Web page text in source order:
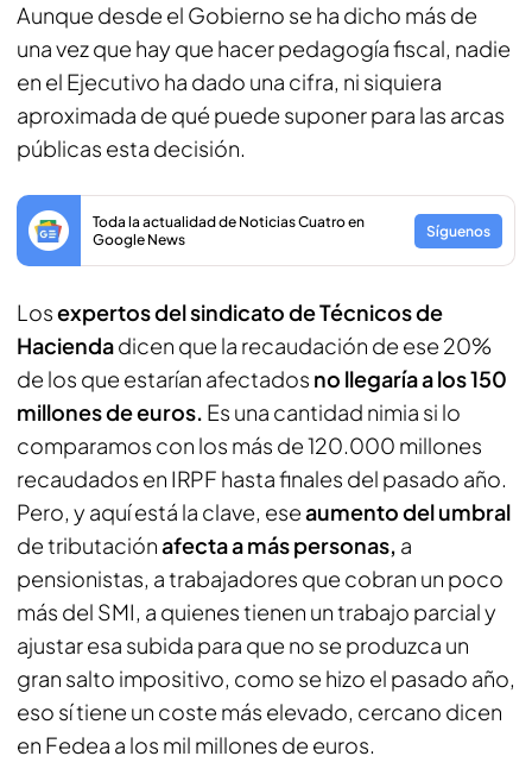
Aunque desde el Gobierno se ha dicho más de
una vez que hay que hacer pedagogía fiscal, nadie
en el Ejecutivo ha dado una cifra, ni siquiera
aproximada de qué puede suponer para las arcas
públicas esta decisión.
Toda la actualidad de Noticias Cuatro en
Google News
Síguenos
Losexpertos del sindicato de Técnicos de
Haciendadicen que la recaudación de ese 20%
de los que estarían afectados no llegaría a los 150
millones de euros. Es una cantidad nimia si lo
comparamos con los más de 120.000 millones
recaudados en IRPF hasta finales del pasado año.
Pero, y aquí está la clave, eseaumento del umbral
de tributaciónafecta a más personas, a
pensionistas, a trabajadores que cobran un poco
más del SMI, a quienes tienen un trabajo parcial y
ajustar esa subida para que no se produzca un
gran salto impositivo, como se hizo el pasado año,
eso sí tiene un coste más elevado, cercano dicen
en Fedea a los mil millones de euros.